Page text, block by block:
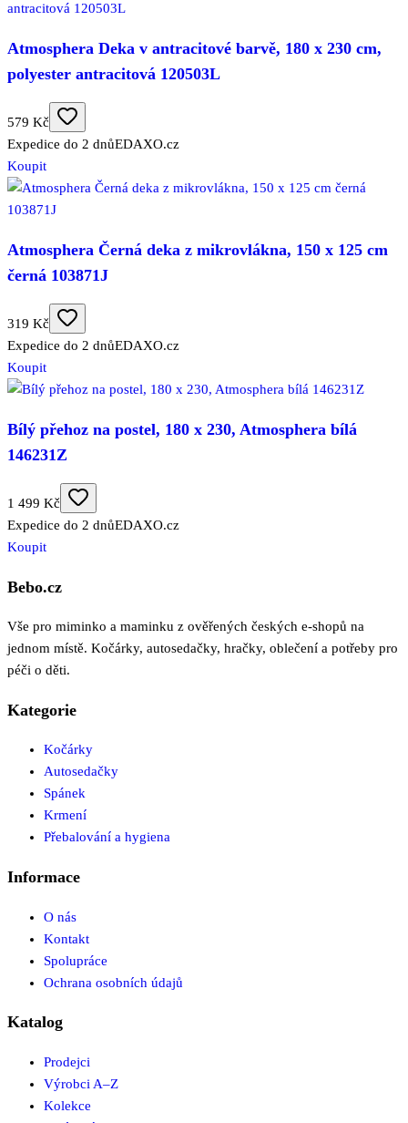
Atmosphera Deka v antracitové barvě, 180 x 230 cm,
polyester antracitová 120503L
579 Kč
Expedice do 2 dnůEDAXO.cz
Koupit
Atmosphera Černá deka z mikrovlákna, 150 x 125 cm
černá 103871J
319 Kč
Expedice do 2 dnůEDAXO.cz
Koupit
Bílý přehoz na postel, 180 x 230, Atmosphera bílá
146231Z
1 499 Kč
Expedice do 2 dnůEDAXO.cz
Koupit
Bebo.cz
Vše pro miminko a maminku z ověřených českých e-shopů na
jednom místě. Kočárky, autosedačky, hračky, oblečení a potřeby pro
péči o děti.
Kategorie
Kočárky
Autosedačky
Spánek
Krmení
Přebalování a hygiena
Informace
O nás
Kontakt
Spolupráce
Ochrana osobních údajů
Katalog
Prodejci
Výrobci A–Z
Kolekce